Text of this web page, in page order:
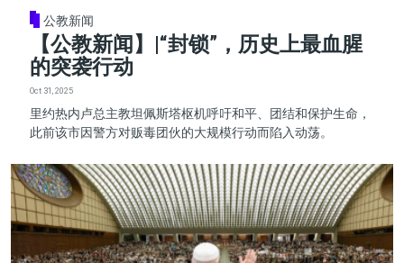
公教新闻
【公教新闻】|“封锁”，历史上最血腥
的突袭行动
Oct 31, 2025
里约热内卢总主教坦佩斯塔枢机呼吁和平、团结和保护生命，
此前该市因警方对贩毒团伙的大规模行动而陷入动荡。